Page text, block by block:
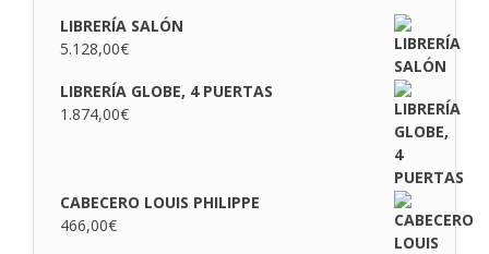
LIBRERÍA SALÓN
5.128,00€
LIBRERÍA GLOBE, 4 PUERTAS
1.874,00€
CABECERO LOUIS PHILIPPE
466,00€